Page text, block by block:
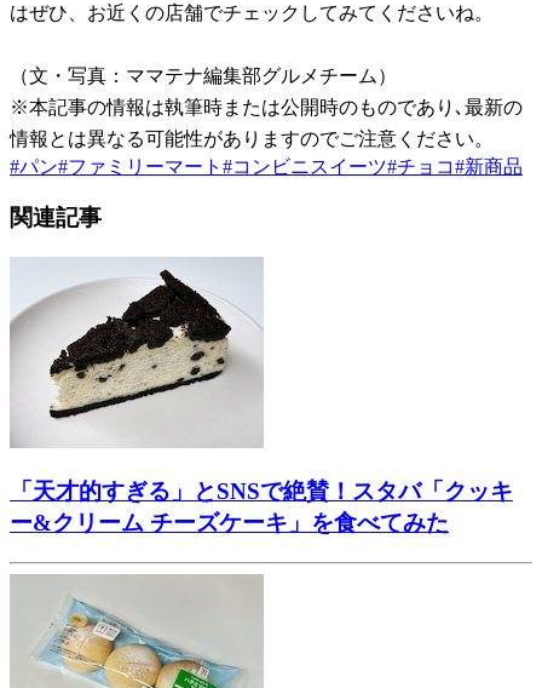
はぜひ、お近くの店舗でチェックしてみてくださいね。
（文・写真：ママテナ編集部グルメチーム）
※本記事の情報は執筆時または公開時のものであり､最新の
情報とは異なる可能性がありますのでご注意ください。
#パン#ファミリーマート #コンビニスイーツ#チョコ#新商品
関連記事
「天才的すぎる」とSNSで絶賛！スタバ「クッキ
ー&クリーム チーズケーキ」を食べてみた